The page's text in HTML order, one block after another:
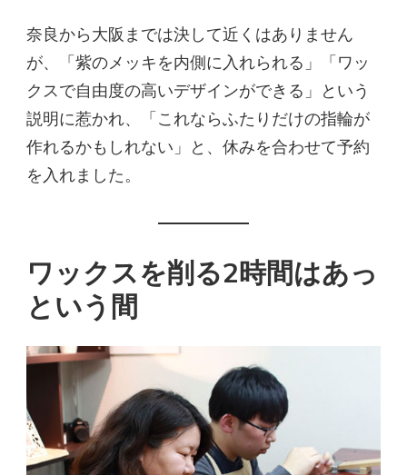
奈良から大阪までは決して近くはありません
が、「紫のメッキを内側に入れられる」「ワッ
クスで自由度の高いデザインができる」という
説明に惹かれ、「これならふたりだけの指輪が
作れるかもしれない」と、休みを合わせて予約
を入れました。
ワックスを削る2時間はあっ
という間